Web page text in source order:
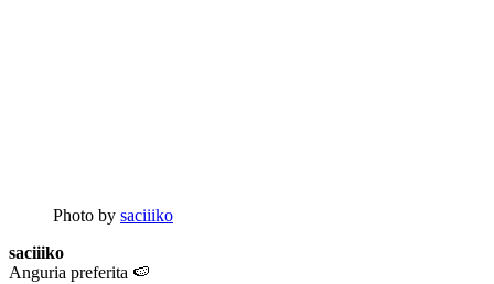
Photo by saciiiko
saciiiko
Anguria preferita 🍉